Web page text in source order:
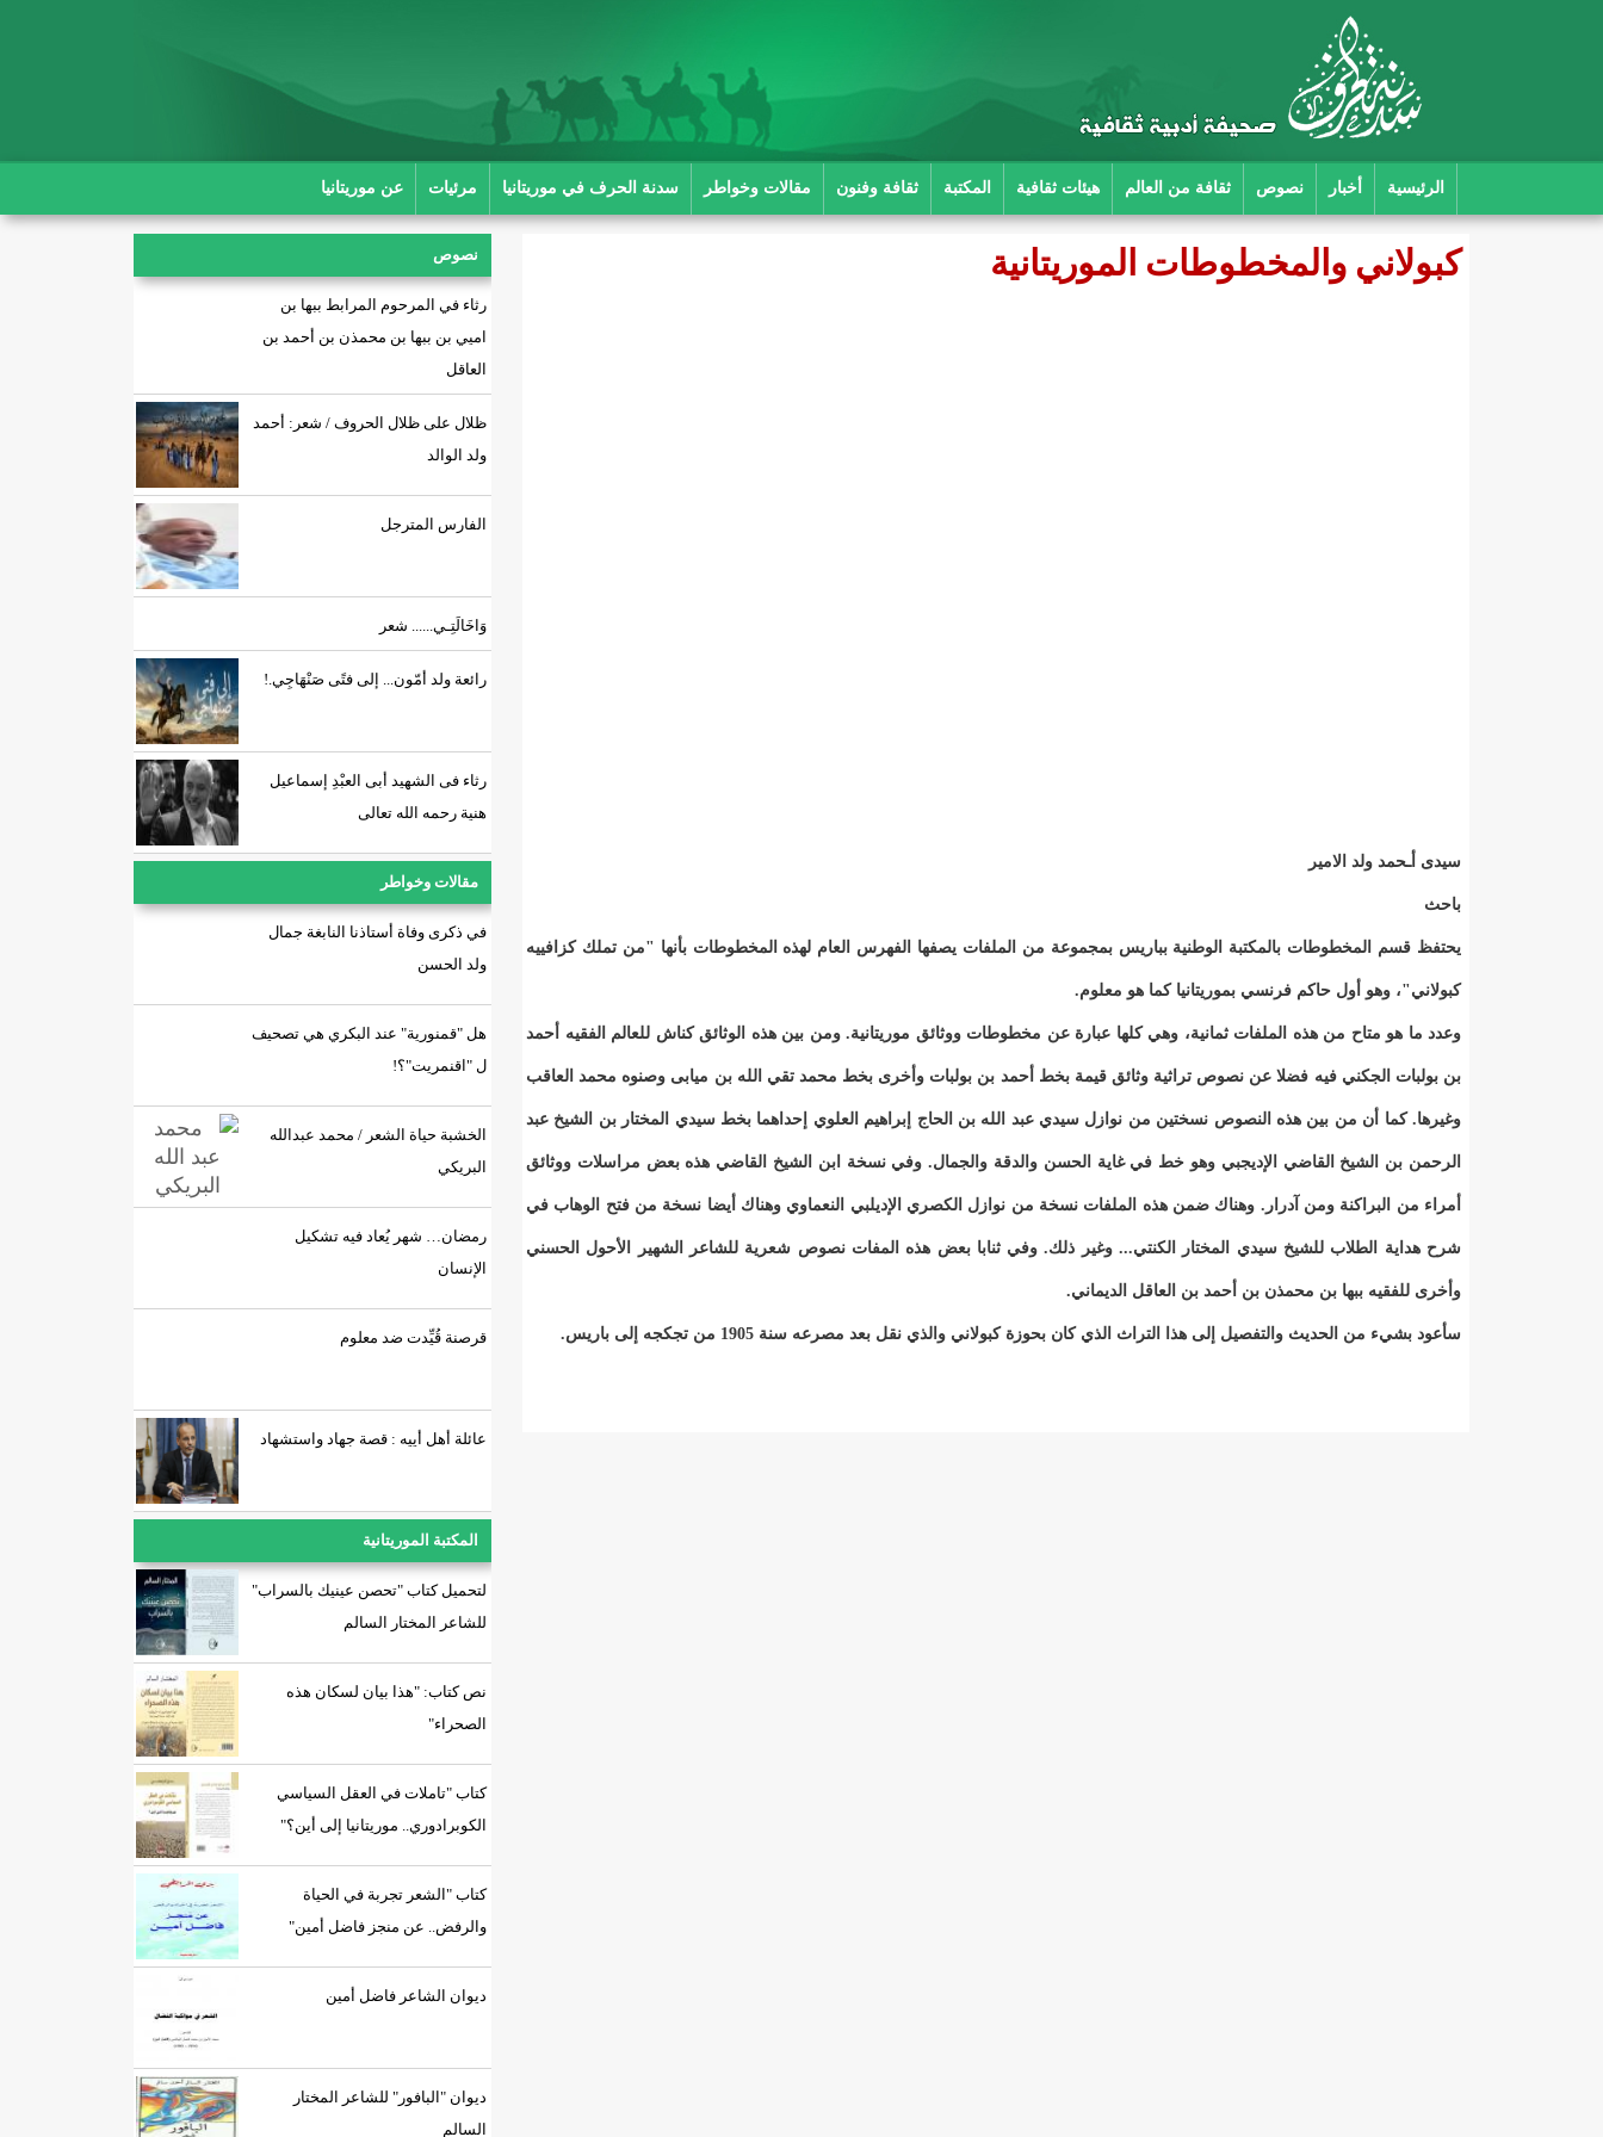
الرئيسية أخبار نصوص ثقافة من العالم هيئات ثقافية المكتبة ثقافة وفنون مقالات وخواطر سدنة الحرف في موريتانيا مرئيات عن موريتانيا
نصوص
رثاء في المرحوم المرابط ببها بن
اميي بن ببها بن محمذن بن أحمد بن
العاقل
ظلال على ظلال الحروف / شعر: أحمد
ولد الوالد
الفارس المترجل
وَاخَالَتِـي...... شعر
رائعة ولد أمّون... إلى فتًى صَنْهَاجِي.!
رثاء فى الشهيد أبى العبْدِ إسماعيل
هنية رحمه الله تعالى
مقالات وخواطر
في ذكرى وفاة أستاذنا النابغة جمال
ولد الحسن
هل "قمنورية" عند البكري هي تصحيف
ل "اقنمريت"؟!
الخشبة حياة الشعر / محمد عبدالله
البريكي
رمضان… شهر يُعاد فيه تشكيل
الإنسان
قرصنة قُيِّدت ضد معلوم
عائلة أهل أييه : قصة جهاد واستشهاد
المكتبة الموريتانية
لتحميل كتاب "تحصن عينيك بالسراب"
للشاعر المختار السالم
نص كتاب: "هذا بيان لسكان هذه
الصحراء"
كتاب "تاملات في العقل السياسي
الكوبرادوري.. موريتانيا إلى أين؟"
كتاب "الشعر تجربة في الحياة
والرفض.. عن منجز فاضل أمين"
ديوان الشاعر فاضل أمين
ديوان "البافور" للشاعر المختار
السالم
كبولاني والمخطوطات الموريتانية
سيدى أـحمد ولد الامير
باحث
يحتفظ قسم المخطوطات بالمكتبة الوطنية بباريس بمجموعة من الملفات يصفها الفهرس العام لهذه المخطوطات بأنها "من تملك كزافييه
كبولاني"، وهو أول حاكم فرنسي بموريتانيا كما هو معلوم.
وعدد ما هو متاح من هذه الملفات ثمانية، وهي كلها عبارة عن مخطوطات ووثائق موريتانية. ومن بين هذه الوثائق كناش للعالم الفقيه أحمد
بن بولبات الجكني فيه فضلا عن نصوص تراثية وثائق قيمة بخط أحمد بن بولبات وأخرى بخط محمد تقي الله بن ميابى وصنوه محمد العاقب
وغيرها. كما أن من بين هذه النصوص نسختين من نوازل سيدي عبد الله بن الحاج إبراهيم العلوي إحداهما بخط سيدي المختار بن الشيخ عبد
الرحمن بن الشيخ القاضي الإديجبي وهو خط في غاية الحسن والدقة والجمال. وفي نسخة ابن الشيخ القاضي هذه بعض مراسلات ووثائق
أمراء من البراكنة ومن آدرار. وهناك ضمن هذه الملفات نسخة من نوازل الكصري الإديلبي النعماوي وهناك أيضا نسخة من فتح الوهاب في
شرح هداية الطلاب للشيخ سيدي المختار الكنتي... وغير ذلك. وفي ثنابا بعض هذه المفات نصوص شعرية للشاعر الشهير الأحول الحسني
وأخرى للفقيه ببها بن محمذن بن أحمد بن العاقل الديماني.
سأعود بشيء من الحديث والتفصيل إلى هذا التراث الذي كان بحوزة كبولاني والذي نقل بعد مصرعه سنة 1905 من تجكجه إلى باريس.